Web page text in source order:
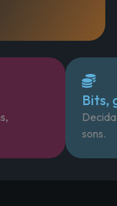
Bits,
sons.